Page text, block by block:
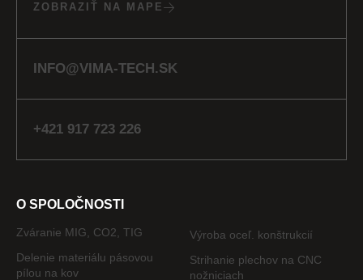
ZOBRAZIŤ NA MAPE
INFO@VIMA-TECH.SK
+421 917 723 226
O SPOLOČNOSTI
Zváranie MIG, CO2, TIG
Delenie materiálu pásovou
pílou na kov
Výroba oceľ. konštrukcií
Strihanie plechov na CNC
nožniciach